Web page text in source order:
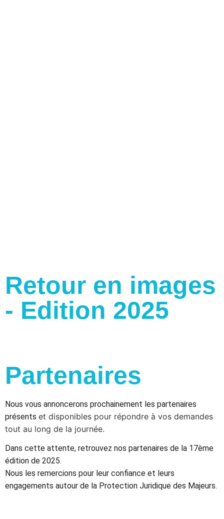
Retour en images
- Edition 2025
Partenaires
Nous vous annoncerons prochainement les partenaires
présents et disponibles pour répondre à vos demandes
tout au long de la journée.
Dans cette attente, retrouvez nos partenaires de la 17ème
édition de 2025.
Nous les remercions pour leur confiance et leurs
engagements autour de la Protection Juridique des Majeurs.